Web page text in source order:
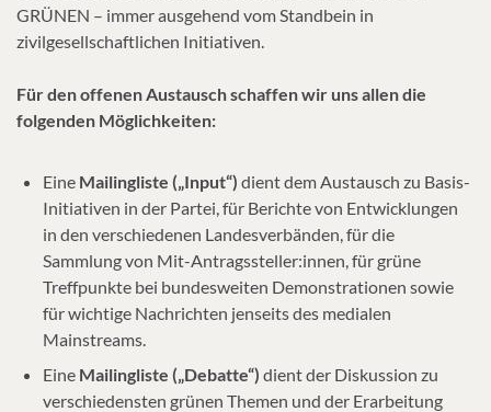
GRÜNEN – immer ausgehend vom Standbein in
zivilgesellschaftlichen Initiativen.
Für den offenen Austausch schaffen wir uns allen die
folgenden Möglichkeiten:
Eine Mailingliste („Input“) dient dem Austausch zu Basis-
Initiativen in der Partei, für Berichte von Entwicklungen
in den verschiedenen Landesverbänden, für die
Sammlung von Mit-Antragssteller:innen, für grüne
Treffpunkte bei bundesweiten Demonstrationen sowie
für wichtige Nachrichten jenseits des medialen
Mainstreams.
Eine Mailingliste („Debatte“) dient der Diskussion zu
verschiedensten grünen Themen und der Erarbeitung